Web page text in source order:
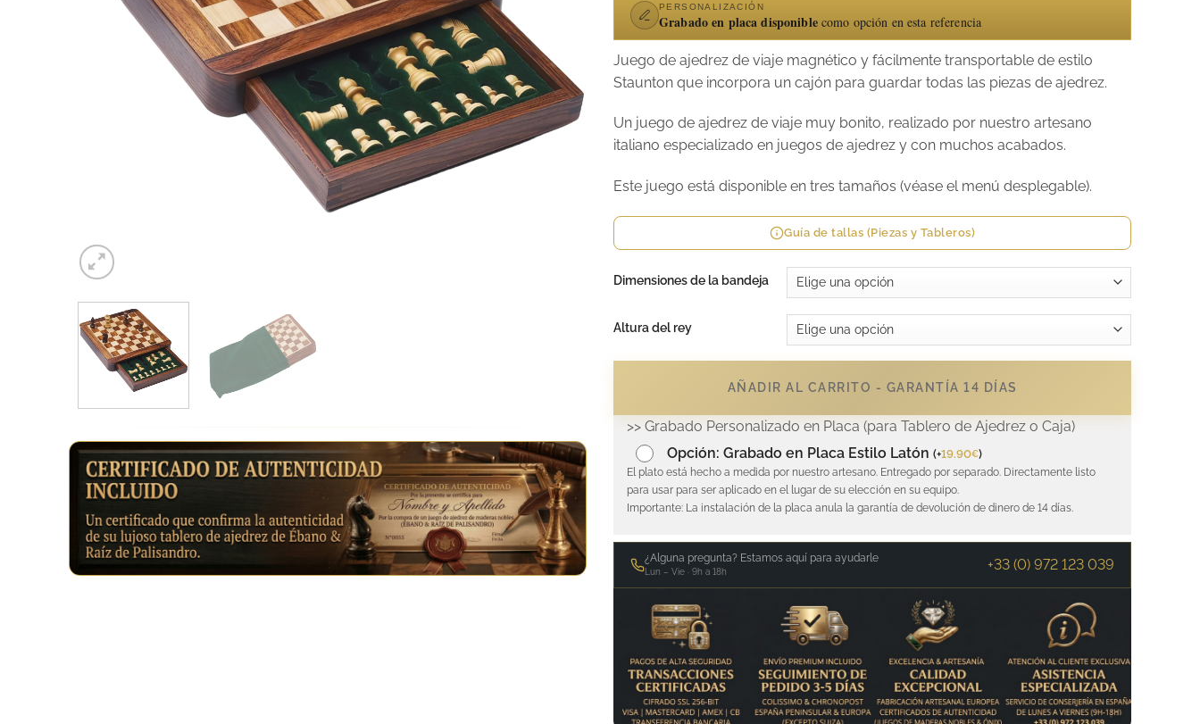
PERSONALIZACIÓN
Grabado en placa disponiblecomo opción en esta referencia
Juego de ajedrez de viaje magnético y fácilmente transportable de estilo
Staunton que incorpora un cajón para guardar todas las piezas de ajedrez.
Un juego de ajedrez de viaje muy bonito, realizado por nuestro artesano
italiano especializado en juegos de ajedrez y con muchos acabados.
Este juego está disponible en tres tamaños (véase el menú desplegable).
Guía de tallas (Piezas y Tableros)
Dimensiones de la bandeja
Altura del rey
AÑADIR AL CARRITO - GARANTÍA 14 DÍAS
>> Grabado Personalizado en Placa (para Tablero de Ajedrez o Caja)
Opción: Grabado en Placa Estilo Latón (+19.90€)
El plato está hecho a medida por nuestro artesano. Entregado por separado. Directamente listo
para usar para ser aplicado en el lugar de su elección en su equipo.
Importante: La instalación de la placa anula la garantía de devolución de dinero de 14 días.
¿Alguna pregunta? Estamos aquí para ayudarle
Lun – Vie · 9h a 18h +33 (0) 972 123 039